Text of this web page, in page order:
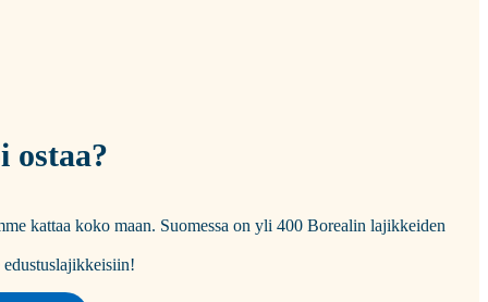
ostaa?
kattaa koko maan. Suomessa on yli 400 Borealin lajikkeiden